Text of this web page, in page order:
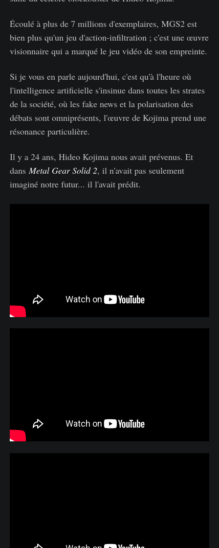
Écoulé à plus de 7 millions d'exemplaires, MGS2 est
bien plus qu'un jeu d'action-infiltration ; c'est une œuvre
visionnaire qui a marqué le jeu vidéo de son empreinte.
Si je vous en parle aujourd'hui, c'est qu'à l'heure où
l'intelligence artificielle s'insinue dans toutes les strates
de la société, où les fake news et la polarisation des
débats sont omniprésents, l'œuvre de Kojima prend une
résonance particulière.
Il y a 24 ans, Hideo Kojima nous avait prévenus. Et
dansMetal Gear Solid 2, il n'avait pas seulement
imaginé notre futur... il l'avait prédit.